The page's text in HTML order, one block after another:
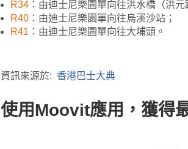
R34 ：由迪士尼樂園單向往洪水橋（洪元
R40 ：由迪士尼樂園單向往烏溪沙站；
R41 ：由迪士尼樂園單向往大埔頭。
資訊來源於: 香港巴士大典
使用Moovit應用，獲得